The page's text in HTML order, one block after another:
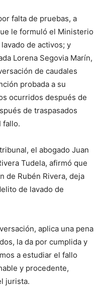
falta de pruebas, a
le formuló el Ministerio
de activos; y
Lorena Segovia Marín,
de caudales
probada a su
ocurridos después de
de traspasados
fallo.
el abogado Juan
Tudela, afirmó que
de Rubén Rivera, deja
de lavado de
aplica una pena
la da por cumplida y
a estudiar el fallo
y procedente,
jurista.